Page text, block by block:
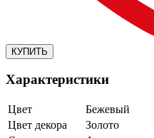
Характеристики
Цвет
Бежевый
Цвет декора
Золото